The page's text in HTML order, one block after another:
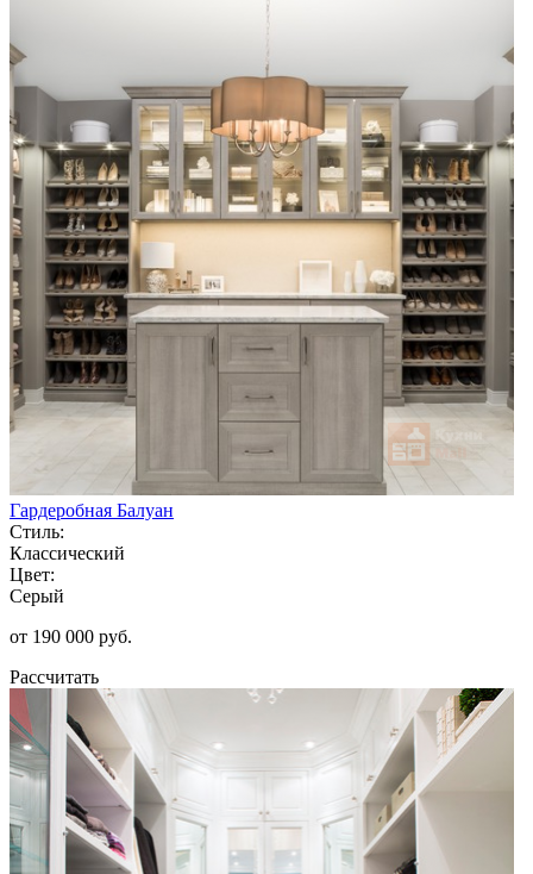
Гардеробная Балуан
Стиль:
Классический
Цвет:
Серый
от 190 000 руб.
Рассчитать